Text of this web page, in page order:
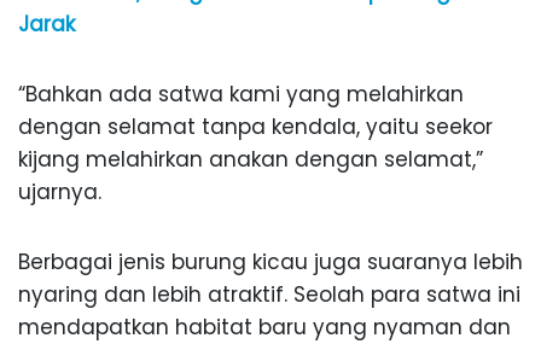
Jarak
“Bahkan ada satwa kami yang melahirkan
dengan selamat tanpa kendala, yaitu seekor
kijang melahirkan anakan dengan selamat,”
ujarnya.
Berbagai jenis burung kicau juga suaranya lebih
nyaring dan lebih atraktif. Seolah para satwa ini
mendapatkan habitat baru yang nyaman dan